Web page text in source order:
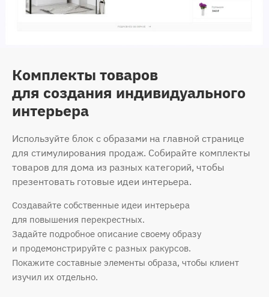
Комплекты товаров
для создания индивидуального
интерьера
Используйте блок с образами на главной странице
для стимулирования продаж. Собирайте комплекты
товаров для дома из разных категорий, чтобы
презентовать готовые идеи интерьера.
Создавайте собственные идеи интерьера
для повышения перекрестных.
Задайте подробное описание своему образу
и продемонстрируйте с разных ракурсов.
Покажите составные элементы образа, чтобы клиент
изучил их отдельно.